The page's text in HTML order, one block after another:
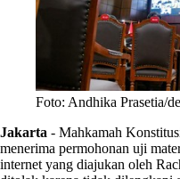
Foto: Andhika Prasetia/
Jakarta - Mahkamah
menerima permohonan uji
internet yang diajukan oleh